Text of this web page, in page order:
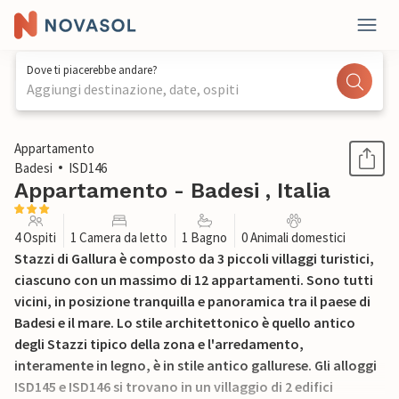
Dove ti piacerebbe andare?
Aggiungi destinazione, date, ospiti
1 / 21
Appartamento
Badesi
ISD146
Appartamento - Badesi , Italia
4 Ospiti 1 Camera da letto 1 Bagno 0 Animali domestici
Stazzi di Gallura è composto da 3 piccoli villaggi turistici,
ciascuno con un massimo di 12 appartamenti. Sono tutti
vicini, in posizione tranquilla e panoramica tra il paese di
Badesi e il mare. Lo stile architettonico è quello antico
degli Stazzi tipico della zona e l'arredamento,
interamente in legno, è in stile antico gallurese. Gli alloggi
ISD145 e ISD146 si trovano in un villaggio di 2 edifici